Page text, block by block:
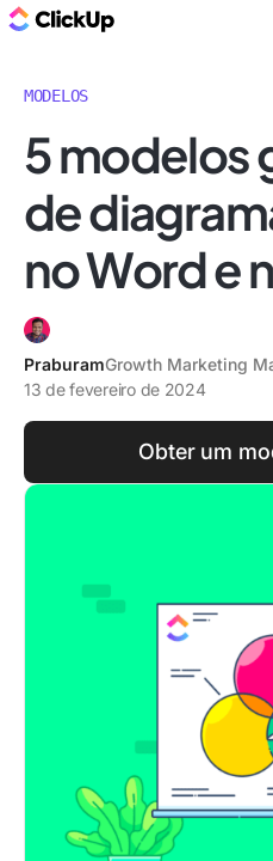
MODELOS
5 modelos
de
no Word e
PraburamGrowth Marketing
13 de fevereiro de 2024
Obter um